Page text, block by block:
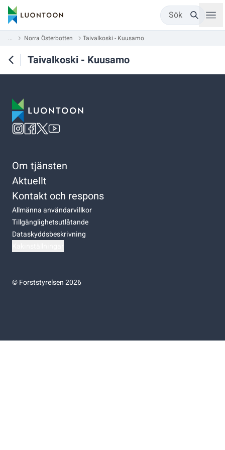
Sök
... Norra Österbotten Taivalkoski - Kuusamo
Taivalkoski - Kuusamo
Om tjänsten
Aktuellt
Kontakt och respons
Allmänna användarvillkor
Tillgänglighetsutlåtande
Dataskyddsbeskrivning
©Forststyrelsen 2026